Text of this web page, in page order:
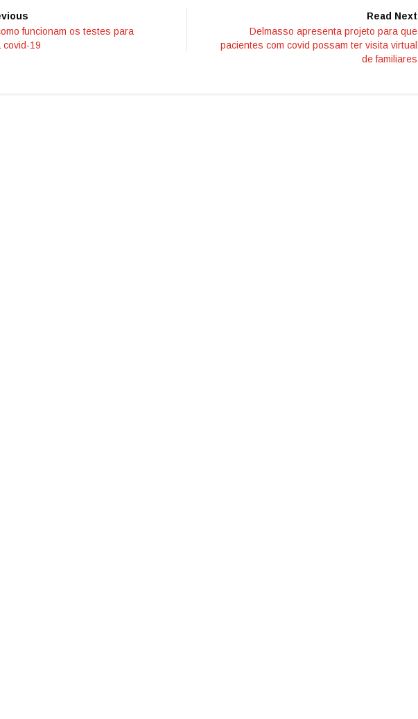
funcionam os testes para
covid-19
Read Next
Delmasso apresenta projeto para que
pacientes com covid possam ter visita virtual
de familiares